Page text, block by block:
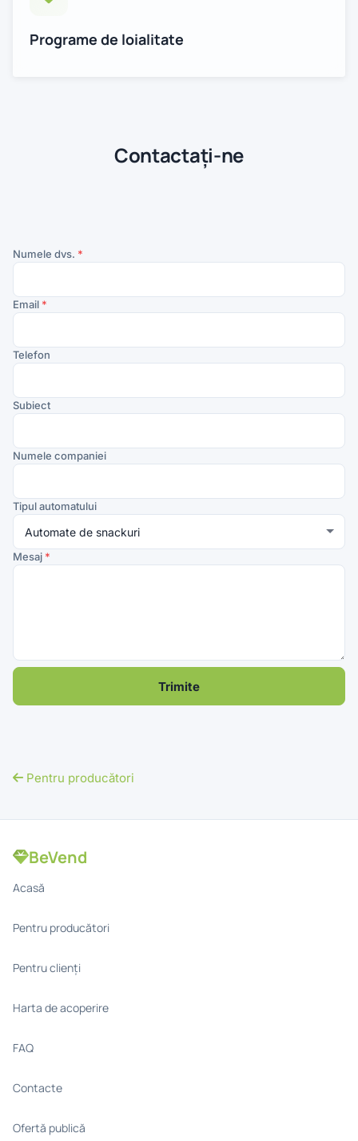
Programe de loialitate
Contactați-ne
Numele dvs. *
Email *
Telefon
Subiect
Numele companiei
Tipul automatului
Mesaj *
Trimite
Pentru producători
BeVend
Acasă
Pentru producători
Pentru clienți
Harta de acoperire
FAQ
Contacte
Ofertă publică